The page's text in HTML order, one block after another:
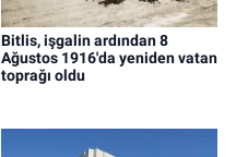
Bitlis, işgalin ardından 8
Ağustos 1916'da yeniden vatan
toprağı oldu